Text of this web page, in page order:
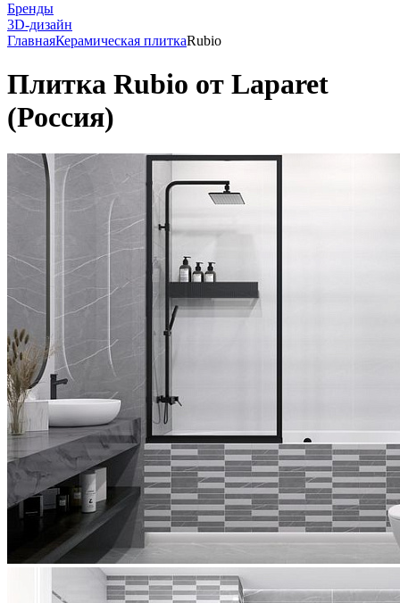
Бренды
3D-дизайн
ГлавнаяКерамическая плиткаRubio
Плитка Rubio от Laparet
(Россия)